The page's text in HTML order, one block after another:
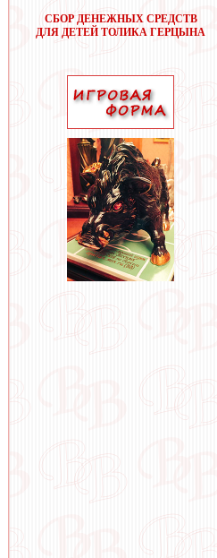
СБОР ДЕНЕЖНЫХ СРЕДСТВ
ДЛЯ ДЕТЕЙ ТОЛИКА ГЕРЦЫНА